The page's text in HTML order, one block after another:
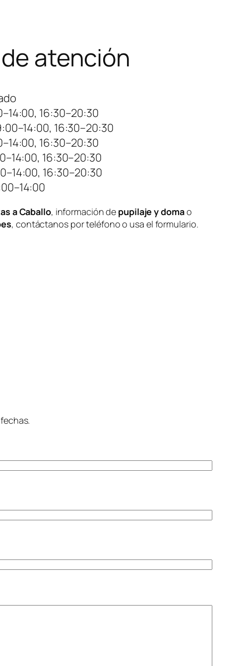
atención
16:30–20:30
16:30–20:30
16:30–20:30
16:30–20:30
16:30–20:30
a Caballo, información de pupilaje y domao
, contáctanos por teléfono o usa el formulario.